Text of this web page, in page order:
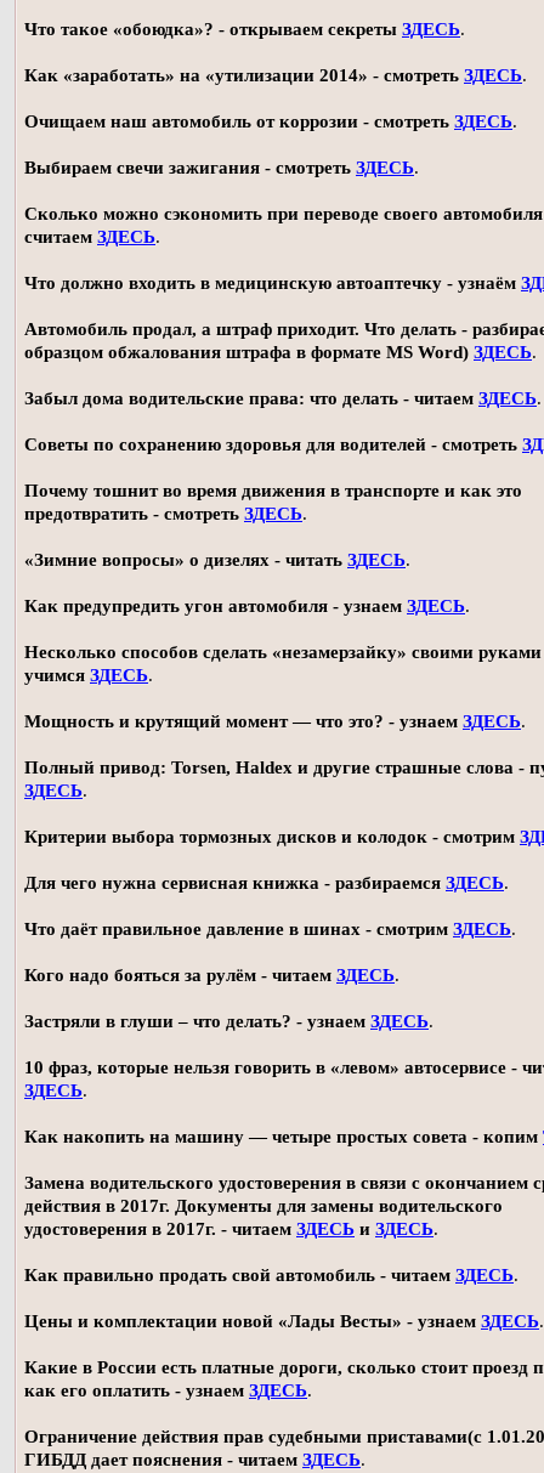
Что такое «обоюдка»? - открываем секреты ЗДЕСЬ.
Как «заработать» на «утилизации 2014» - смотреть ЗДЕСЬ.
Очищаем наш автомобиль от коррозии - смотреть ЗДЕСЬ.
Выбираем свечи зажигания - смотреть ЗДЕСЬ.
Сколько можно сэкономить при переводе своего автомобиля
считаем ЗДЕСЬ.
Что должно входить в медицинскую автоаптечку - узнаём
Автомобиль продал, а штраф приходит. Что делать -
образцом обжалования штрафа в формате MS Word) ЗДЕСЬ.
Забыл дома водительские права: что делать - читаем ЗДЕСЬ.
Советы по сохранению здоровья для водителей - смотреть
Почему тошнит во время движения в транспорте и как это
предотвратить - смотреть ЗДЕСЬ.
«Зимние вопросы» о дизелях - читать ЗДЕСЬ.
Как предупредить угон автомобиля - узнаем ЗДЕСЬ.
Несколько способов сделать «незамерзайку» своими
учимся ЗДЕСЬ.
Мощность и крутящий момент — что это? - узнаем ЗДЕСЬ.
Полный привод: Torsen, Haldex и другие страшные слова -
ЗДЕСЬ.
Критерии выбора тормозных дисков и колодок - смотрим
Для чего нужна сервисная книжка - разбираемся ЗДЕСЬ.
Что даёт правильное давление в шинах - смотрим ЗДЕСЬ.
Кого надо бояться за рулём - читаем ЗДЕСЬ.
Застряли в глуши – что делать? - узнаем ЗДЕСЬ.
10 фраз, которые нельзя говорить в «левом» автосервисе -
ЗДЕСЬ.
Как накопить на машину — четыре простых совета - копим
Замена водительского удостоверения в связи с окончанием
действия в 2017г. Документы для замены водительского
удостоверения в 2017г. - читаем ЗДЕСЬ и ЗДЕСЬ.
Как правильно продать свой автомобиль - читаем ЗДЕСЬ.
Цены и комплектации новой «Лады Весты» - узнаем ЗДЕСЬ.
Какие в России есть платные дороги, сколько стоит проезд
как его оплатить - узнаем ЗДЕСЬ.
Ограничение действия прав судебными приставами(с
ГИБДД дает пояснения - читаем ЗДЕСЬ.